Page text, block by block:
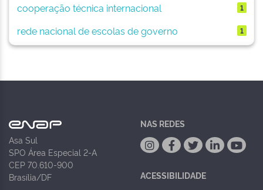
cooperação técnica internacional
1
rede nacional de escolas de governo 1
Asa Sul
SPO Área Especial 2-A
CEP 70.610-900
Brasília/DF
NAS REDES
ACESSIBILIDADE